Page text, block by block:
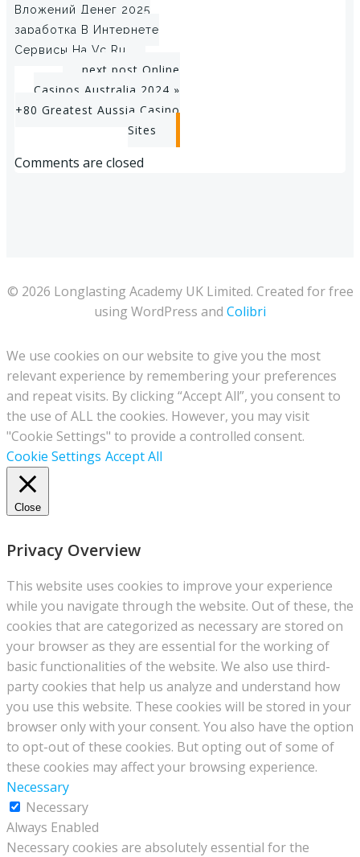
Вложений Денег 2025
заработка В Интернете
Сервисы На Vc Ru
Post
navigation
next post Online
Casinos Australia 2024 »
+80 Greatest Aussia Casino
Sites
Comments are closed
© 2026 Longlasting Academy UK Limited. Created for free
using WordPress and Colibri
We use cookies on our website to give you the most
relevant experience by remembering your preferences
and repeat visits. By clicking “Accept All”, you consent to
the use of ALL the cookies. However, you may visit
"Cookie Settings" to provide a controlled consent.
Cookie Settings Accept All
Close
Privacy Overview
This website uses cookies to improve your experience
while you navigate through the website. Out of these, the
cookies that are categorized as necessary are stored on
your browser as they are essential for the working of
basic functionalities of the website. We also use third-
party cookies that help us analyze and understand how
you use this website. These cookies will be stored in your
browser only with your consent. You also have the option
to opt-out of these cookies. But opting out of some of
these cookies may affect your browsing experience.
Necessary
Necessary
Always Enabled
Necessary cookies are absolutely essential for the